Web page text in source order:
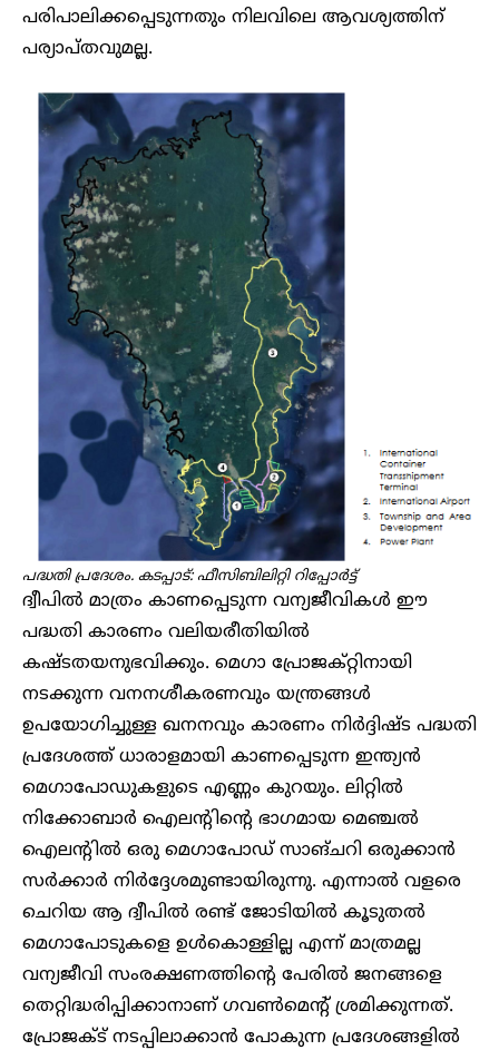
പരിപാലിക്കപ്പെടുന്നതും നിലവിലെ ആവശ്യത്തിന്
പര്യാപ്തവുമല്ല.
പദ്ധതി പ്രദേശം. കടപ്പാട്: ഫീസിബിലിറ്റി റിപ്പോർട്ട്
ദ്വീപിൽ മാത്രം കാണപ്പെടുന്ന വന്യജീവികൾ ഈ
പദ്ധതി കാരണം വലിയരീതിയിൽ
കഷ്ടതയനുഭവിക്കും. മെഗാ പ്രോജക്റ്റിനായി
നടക്കുന്ന വനനശീകരണവും യന്ത്രങ്ങൾ
ഉപയോഗിച്ചുള്ള ഖനനവും കാരണം നിർദ്ദിഷ്ട പദ്ധതി
പ്രദേശത്ത് ധാരാളമായി കാണപ്പെടുന്ന ഇന്ത്യൻ
മെഗാപോഡുകളുടെ എണ്ണം കുറയും. ലിറ്റിൽ
നിക്കോബാർ ഐലന്റിന്റെ ഭാഗമായ മെഞ്ചൽ
ഐലന്റിൽ ഒരു മെഗാപോഡ് സാങ്ചറി ഒരുക്കാൻ
സർക്കാർ നിർദ്ദേശമുണ്ടായിരുന്നു. എന്നാൽ വളരെ
ചെറിയ ആ ദ്വീപിൽ രണ്ട് ജോടിയിൽ കൂടുതൽ
മെഗാപോടുകളെ ഉൾകൊള്ളില്ല എന്ന് മാത്രമല്ല
വന്യജീവി സംരക്ഷണത്തിന്റെ പേരിൽ ജനങ്ങളെ
തെറ്റിദ്ധരിപ്പിക്കാനാണ് ​ഗവൺമെന്റ് ശ്രമിക്കുന്നത്.
പ്രോ‍ജക്ട് നടപ്പിലാക്കാൻ പോകുന്ന പ്രദേശങ്ങളിൽ